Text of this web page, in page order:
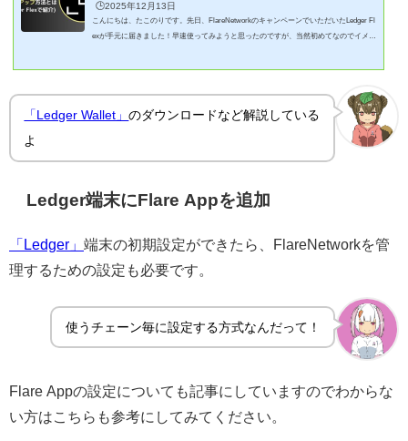
🕒️2025年12月13日
こんにちは、たこのりです。先日、FlareNetworkのキャンペーンでいただいたLedger Fl
exが手元に届きました！早速使ってみようと思ったのですが、当然初めてなのでイメー
のセットアップ方法たこのり安全にセットアップすることをゴールにした記事です詳細
の前に、「Ledger...
「Ledger Wallet」のダウンロードなど解説している
よ
Ledger端末にFlare Appを追加
「Ledger」 端末の初期設定ができたら、FlareNetworkを管
理するための設定も必要です。
使うチェーン毎に設定する方式なんだって！
Flare Appの設定についても記事にしていますのでわからな
い方はこちらも参考にしてみてください。